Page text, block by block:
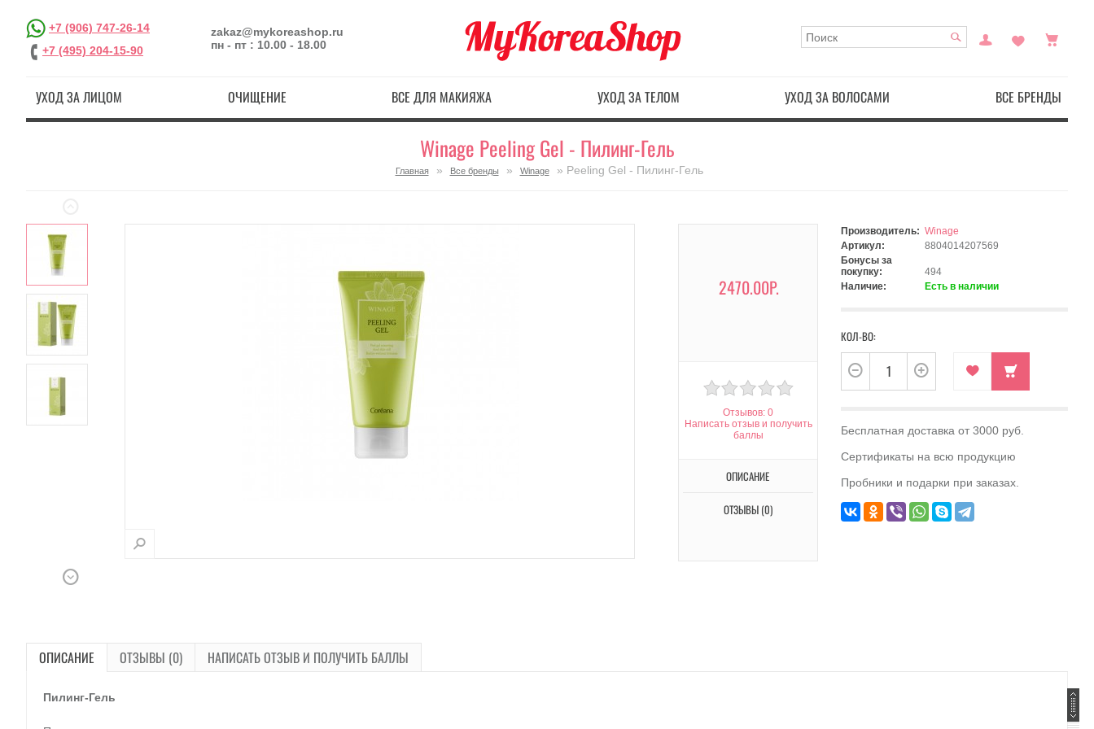
+7 (906) 747-26-14
+7 (495) 204-15-90
zakaz@mykoreashop.ru
пн - пт : 10.00 - 18.00
УХОД ЗА ЛИЦОМ ОЧИЩЕНИЕ ВСЕ ДЛЯ МАКИЯЖА УХОД ЗА ТЕЛОМ УХОД ЗА ВОЛОСАМИ ВСЕ БРЕНДЫ
Winage Peeling Gel - Пилинг-Гель
Главная » Все бренды » Winage » Peeling Gel - Пилинг-Гель
2470.00Р.
Отзывов: 0
Написать отзыв и получить
баллы
ОПИСАНИЕ
ОТЗЫВЫ (0)
Производитель: Winage
Артикул:
8804014207569
Бонусы за
покупку:
494
Наличие:
Есть в наличии
КОЛ-ВО:
Бесплатная доставка от 3000 руб.
Сертификаты на всю продукцию
Пробники и подарки при заказах.
ОПИСАНИЕ ОТЗЫВЫ (0) НАПИСАТЬ ОТЗЫВ И ПОЛУЧИТЬ БАЛЛЫ
Пилинг-Гель